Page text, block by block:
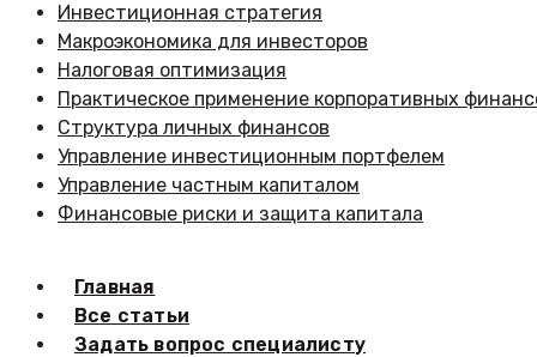
Инвестиционная стратегия
Макроэкономика для инвесторов
Налоговая оптимизация
Практическое применение корпоративных
Структура личных финансов
Управление инвестиционным портфелем
Управление частным капиталом
Финансовые риски и защита капитала
Главная
Все статьи
Задать вопрос специалисту